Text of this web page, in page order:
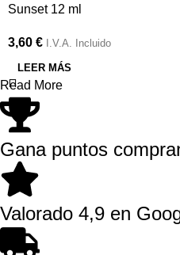
Sunset 12 ml
3,60 € I.V.A. Incluido
LEER MÁS
Read More
Gana puntos
Valorado 4,9 en